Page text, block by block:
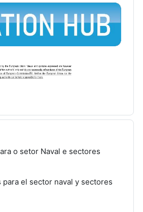
o setor Naval e sectores
el sector naval y sectores